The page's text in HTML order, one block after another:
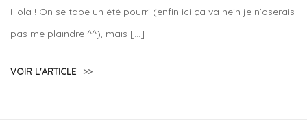
Hola ! On se tape un été pourri (enfin ici ça va hein je n’oserais
pas me plaindre ^^), mais […]
VOIR L'ARTICLE >>